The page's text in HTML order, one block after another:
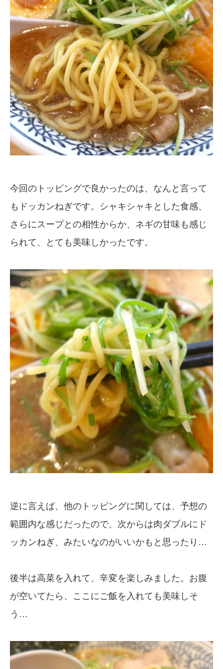
今回のトッピングで良かったのは、なんと言って
もドッカンねぎです。シャキシャキとした食感、
さらにスープとの相性からか、ネギの甘味も感じ
られて、とても美味しかったです。
逆に言えば、他のトッピングに関しては、予想の
範囲内な感じだったので、次からは肉ダブルにド
ッカンねぎ、みたいなのがいいかもと思ったり…
後半は高菜を入れて、辛変を楽しみました。お腹
が空いてたら、ここにご飯を入れても美味しそ
う…